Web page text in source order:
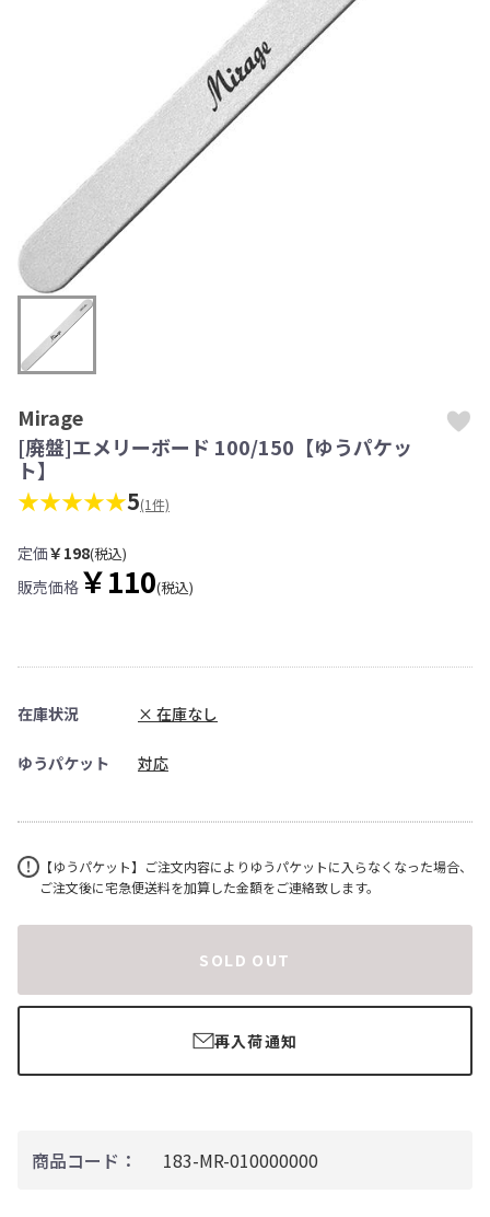
商品コード： 183-MR-010000000
Mirage
[廃盤]エメリーボード 100/150【ゆうパケッ
ト】
★★★★★5(1件)
定価￥198(税込)
販売価格 ￥110(税込)
在庫状況 × 在庫なし
ゆうパケット 対応
【ゆうパケット】ご注文内容によりゆうパケットに入らなくなった場合、
ご注文後に宅急便送料を加算した金額をご連絡致します。
SOLD OUT
再入荷通知